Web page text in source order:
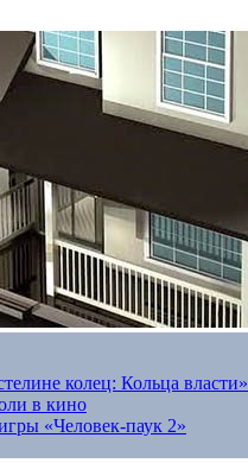
колец: Кольца власти»
в кино
«Человек-паук 2»